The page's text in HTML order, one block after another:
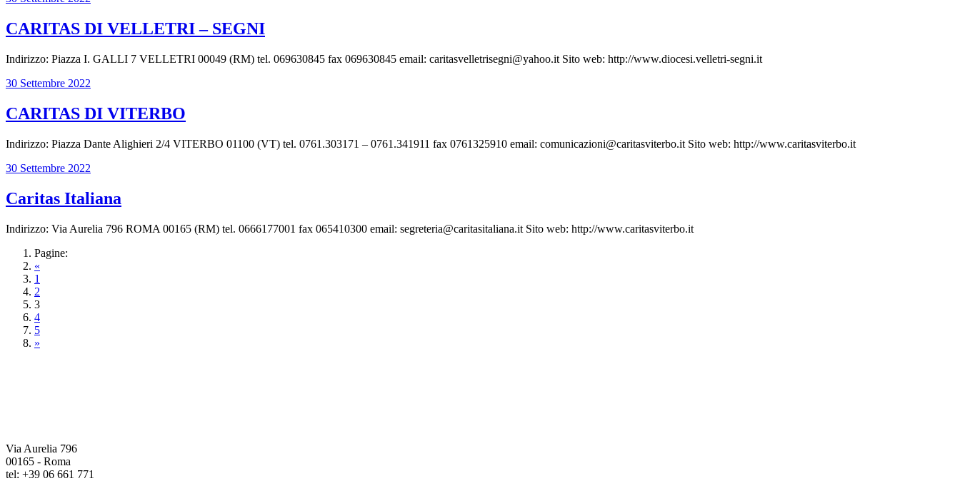
CARITAS DI VELLETRI – SEGNI
Indirizzo: Piazza I. GALLI 7 VELLETRI 00049 (RM) tel. 069630845 fax 069630845 email: caritasvelletrisegni@yahoo.it Sito web: http://www.diocesi.velletri-segni.it
30 Settembre 2022
CARITAS DI VITERBO
Indirizzo: Piazza Dante Alighieri 2/4 VITERBO 01100 (VT) tel. 0761.303171 – 0761.341911 fax 0761325910 email: comunicazioni@caritasviterbo.it Sito web: http://www.caritasviterbo.it
30 Settembre 2022
Caritas Italiana
Indirizzo: Via Aurelia 796 ROMA 00165 (RM) tel. 0666177001 fax 065410300 email: segreteria@caritasitaliana.it Sito web: http://www.caritasviterbo.it
Pagine:
«
1
2
3
4
5
»
Via Aurelia 796
00165 - Roma
tel: +39 06 661 771